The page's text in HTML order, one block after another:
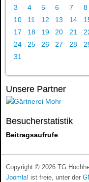
3
4 5 6 7 8
10
11 12 13 14
17
18 19 20 21
24
25 26 27 28
31
Unsere Partner
Besucherstatistik
Beitragsaufrufe
Copyright © 2026 TG
Joomla! ist freie, unter der